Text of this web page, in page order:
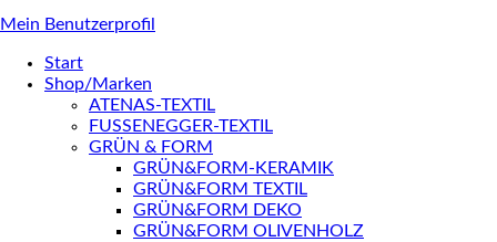
Mein Benutzerprofil
Start
Shop/Marken
ATENAS-TEXTIL
FUSSENEGGER-TEXTIL
GRÜN & FORM
GRÜN&FORM-KERAMIK
GRÜN&FORM TEXTIL
GRÜN&FORM DEKO
GRÜN&FORM OLIVENHOLZ